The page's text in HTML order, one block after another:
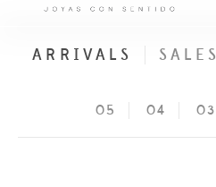
ARRIVALS SALES
05 04 03